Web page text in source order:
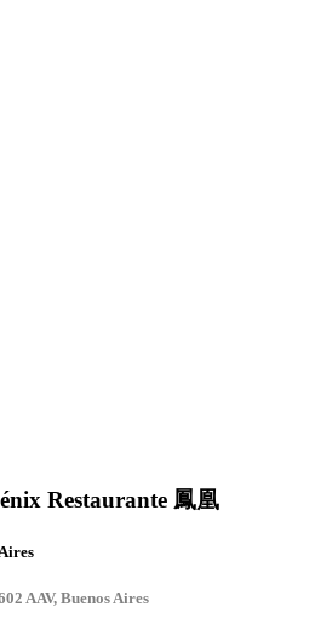
Restaurante 鳳凰
AAV, Buenos Aires